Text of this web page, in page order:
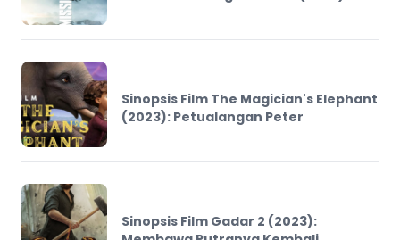
Sinopsis Film The Magician's Elephant
(2023): Petualangan Peter
Sinopsis Film Gadar 2 (2023):